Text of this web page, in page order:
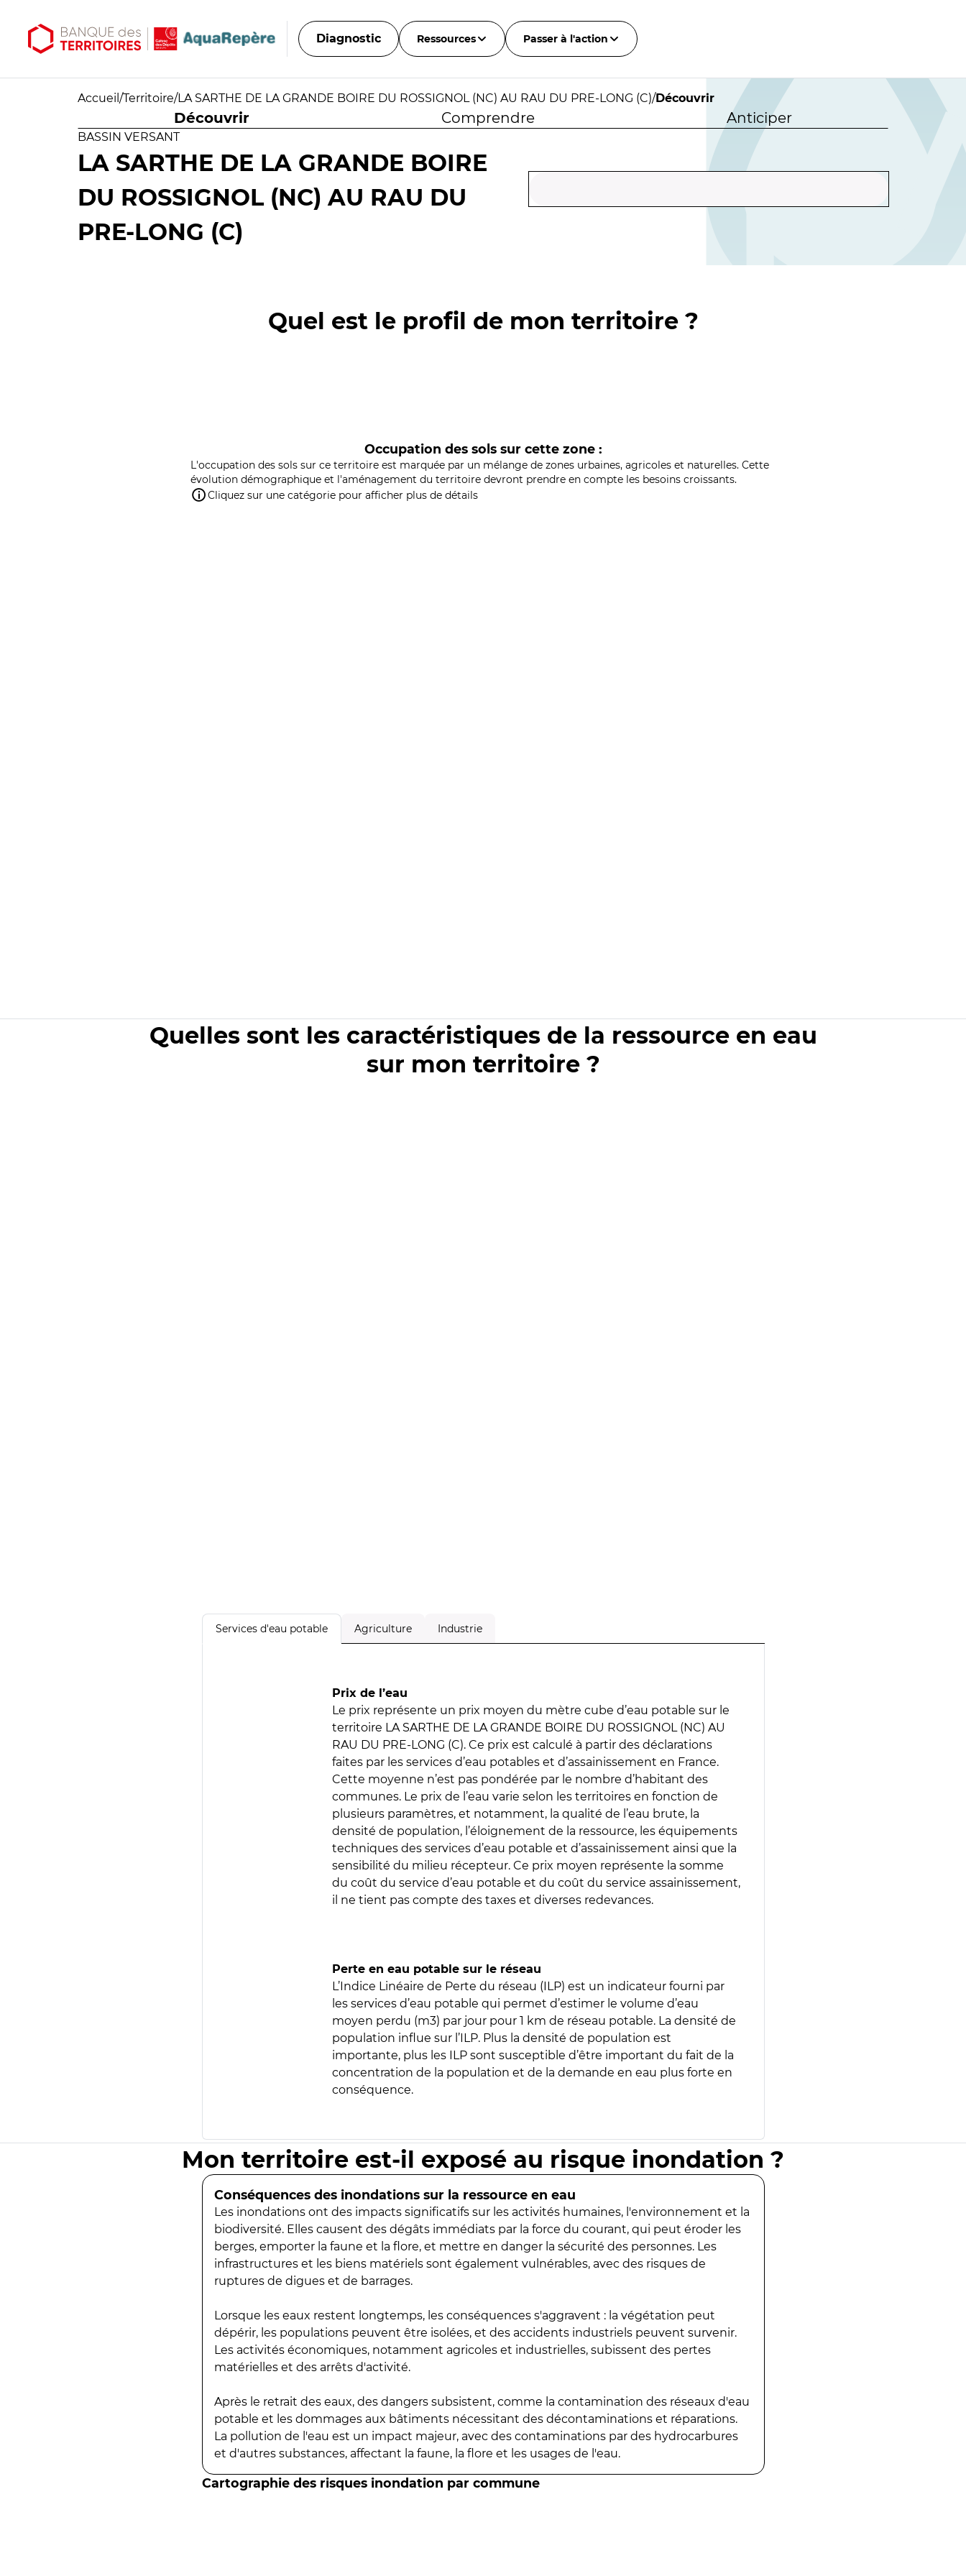
Diagnostic Ressources Passer à l'action
Accueil /Territoire/LA SARTHE DE LA GRANDE BOIRE DU ROSSIGNOL (NC) AU RAU DU PRE-LONG (C)/Découvrir
Découvrir Comprendre Anticiper
BASSIN VERSANT
LA SARTHE DE LA GRANDE BOIRE
DU ROSSIGNOL (NC) AU RAU DU
PRE-LONG (C)
Quel est le profil de mon territoire ?
Occupation des sols sur cette zone :
L'occupation des sols sur ce territoire est marquée par un mélange de zones urbaines, agricoles et naturelles. Cette
évolution démographique et l'aménagement du territoire devront prendre en compte les besoins croissants.
Cliquez sur une catégorie pour afficher plus de détails
Quelles sont les caractéristiques de la ressource en eau
sur mon territoire ?
Services d'eau potable Agriculture Industrie
Prix de l’eau
Le prix représente un prix moyen du mètre cube d’eau potable sur le
territoire LA SARTHE DE LA GRANDE BOIRE DU ROSSIGNOL (NC) AU
RAU DU PRE-LONG (C). Ce prix est calculé à partir des déclarations
faites par les services d’eau potables et d’assainissement en France.
Cette moyenne n’est pas pondérée par le nombre d’habitant des
communes. Le prix de l’eau varie selon les territoires en fonction de
plusieurs paramètres, et notamment, la qualité de l’eau brute, la
densité de population, l’éloignement de la ressource, les équipements
techniques des services d’eau potable et d’assainissement ainsi que la
sensibilité du milieu récepteur. Ce prix moyen représente la somme
du coût du service d’eau potable et du coût du service assainissement,
il ne tient pas compte des taxes et diverses redevances.
Perte en eau potable sur le réseau
L’Indice Linéaire de Perte du réseau (ILP) est un indicateur fourni par
les services d’eau potable qui permet d’estimer le volume d’eau
moyen perdu (m3) par jour pour 1 km de réseau potable. La densité de
population influe sur l’ILP. Plus la densité de population est
importante, plus les ILP sont susceptible d’être important du fait de la
concentration de la population et de la demande en eau plus forte en
conséquence.
Mon territoire est-il exposé au risque inondation ?
Conséquences des inondations sur la ressource en eau
Les inondations ont des impacts significatifs sur les activités humaines, l'environnement et la
biodiversité. Elles causent des dégâts immédiats par la force du courant, qui peut éroder les
berges, emporter la faune et la flore, et mettre en danger la sécurité des personnes. Les
infrastructures et les biens matériels sont également vulnérables, avec des risques de
ruptures de digues et de barrages.
Lorsque les eaux restent longtemps, les conséquences s'aggravent : la végétation peut
dépérir, les populations peuvent être isolées, et des accidents industriels peuvent survenir.
Les activités économiques, notamment agricoles et industrielles, subissent des pertes
matérielles et des arrêts d'activité.
Après le retrait des eaux, des dangers subsistent, comme la contamination des réseaux d'eau
potable et les dommages aux bâtiments nécessitant des décontaminations et réparations.
La pollution de l'eau est un impact majeur, avec des contaminations par des hydrocarbures
et d'autres substances, affectant la faune, la flore et les usages de l'eau.
Cartographie des risques inondation par commune